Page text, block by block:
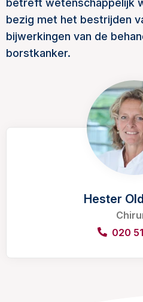
betreft wetenschappelijk
bezig met het bestrijden
bijwerkingen van de
borstkanker.
Hester
020